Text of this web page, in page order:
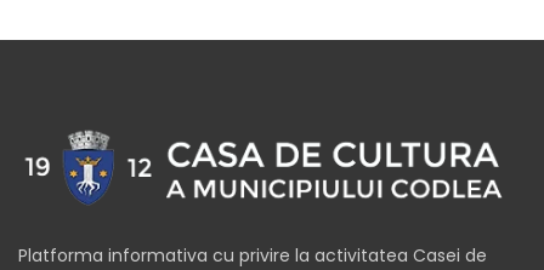
Platforma informativa cu privire la activitatea Casei de